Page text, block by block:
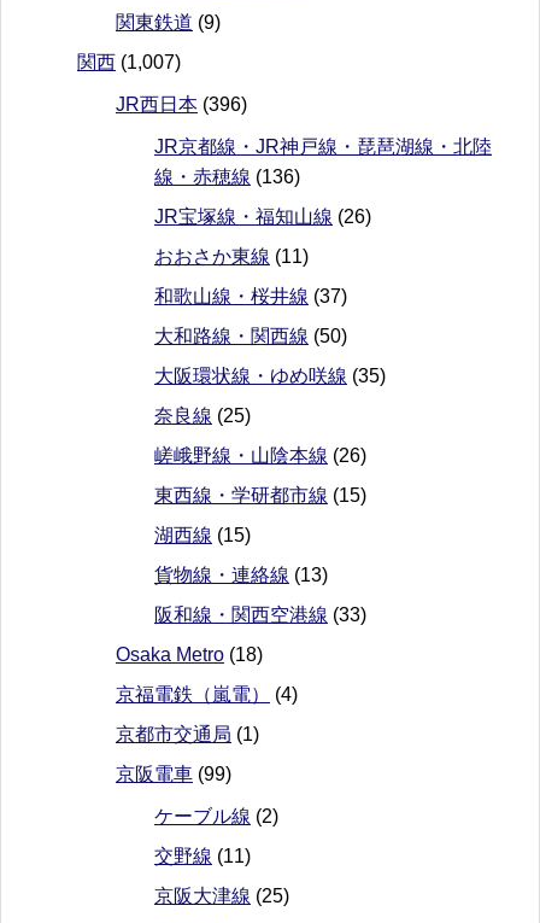
関東鉄道 (9)
関西 (1,007)
JR西日本 (396)
JR京都線・JR神戸線・琵琶湖線・北陸
線・赤穂線 (136)
JR宝塚線・福知山線 (26)
おおさか東線 (11)
和歌山線・桜井線 (37)
大和路線・関西線 (50)
大阪環状線・ゆめ咲線 (35)
奈良線 (25)
嵯峨野線・山陰本線 (26)
東西線・学研都市線 (15)
湖西線 (15)
貨物線・連絡線 (13)
阪和線・関西空港線 (33)
Osaka Metro (18)
京福電鉄（嵐電）
(4)
京都市交通局 (1)
京阪電車 (99)
ケーブル線 (2)
交野線 (11)
京阪大津線 (25)